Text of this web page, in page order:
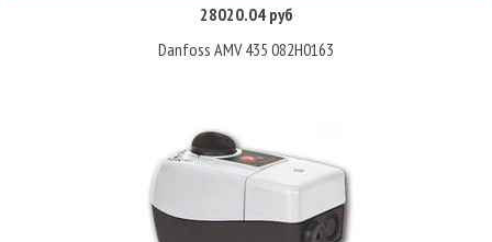
28020.04 руб
Danfoss AMV 435 082H0163